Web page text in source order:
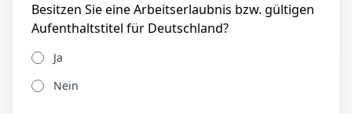
Besitzen Sie eine Arbeitserlaubnis bzw. gültigen
Aufenthaltstitel für Deutschland?
Ja
Nein